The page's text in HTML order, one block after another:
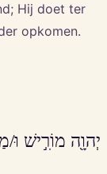
Hij doet ter
opkomen.
יְהוָ֖ה מוֹרִ֣ישׁ